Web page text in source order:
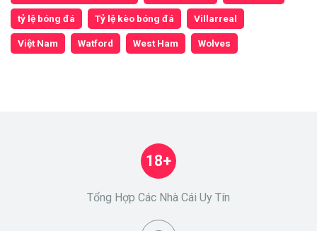
tỷ lệ bóng đá Tỷ lệ kèo bóng đá Villarreal
Việt Nam Watford West Ham Wolves
Tổng Hợp Các Nhà Cái Uy Tín
18+